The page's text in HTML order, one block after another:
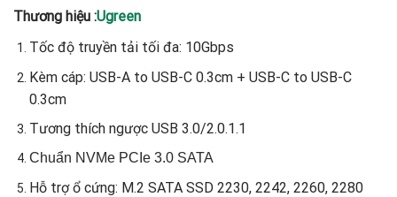
750.000₫.
Thương hiệu :Ugreen
Tốc độ truyền tải tối đa: 10Gbps
Kèm cáp: USB-A to USB-C 0.3cm + USB-C to USB-C
0.3cm
Tương thích ngược USB 3.0/2.0.1.1
Chuẩn NVMe PCIe 3.0 SATA
Hỗ trợ ổ cứng: M.2 SATA SSD 2230, 2242, 2260, 2280